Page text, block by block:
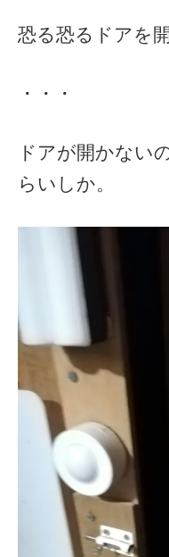
恐る恐るドアを
・・・
ドアが開かない
らいしか。